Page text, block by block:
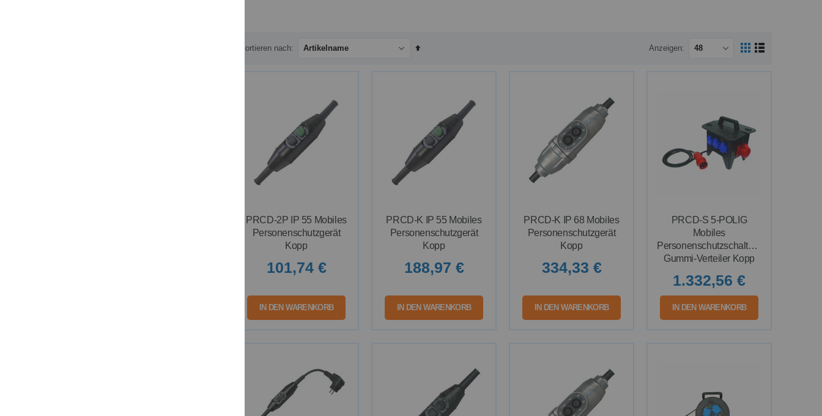
Sortieren nach Anzeigen
Ansicht
PRCD-2P IP 55 Mobiles
Personenschutzgerät
Kopp
101,74 €
IN DEN WARENKORB
PRCD-K IP 55 Mobiles
Personenschutzgerät
Kopp
188,97 €
IN DEN WARENKORB
PRCD-K IP 68 Mobiles
Personenschutzgerät
Kopp
334,33 €
IN DEN WARENKORB
PRCD-S 5-POLIG
Mobiles
Personenschutzschaltgerät
Gummi-Verteiler Kopp
1.332,56 €
IN DEN WARENKORB